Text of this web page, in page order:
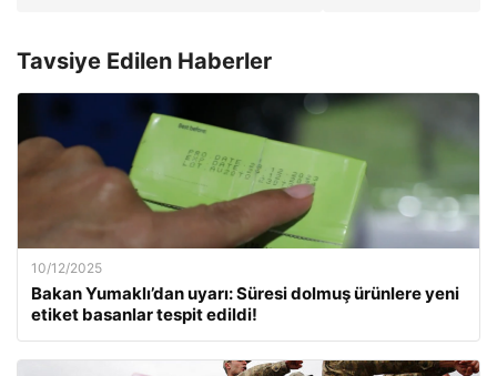
Tavsiye Edilen Haberler
10/12/2025
Bakan Yumaklı’dan uyarı: Süresi dolmuş ürünlere yeni
etiket basanlar tespit edildi!